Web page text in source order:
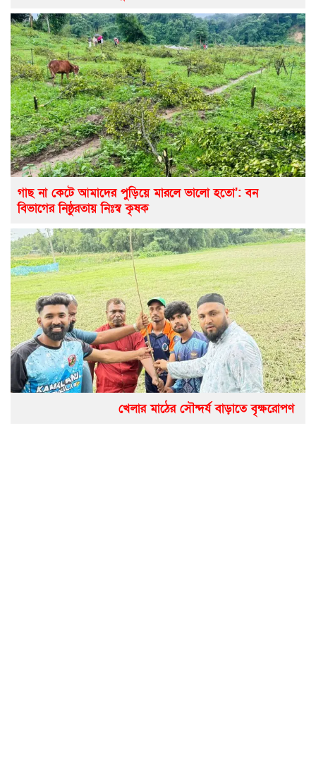
গাছ না কেটে আমাদের পুড়িয়ে মারলে ভালো হতো’: বন
বিভাগের নিষ্ঠুরতায় নিঃস্ব কৃষক
খেলার মাঠের সৌন্দর্য বাড়াতে বৃক্ষরোপণ